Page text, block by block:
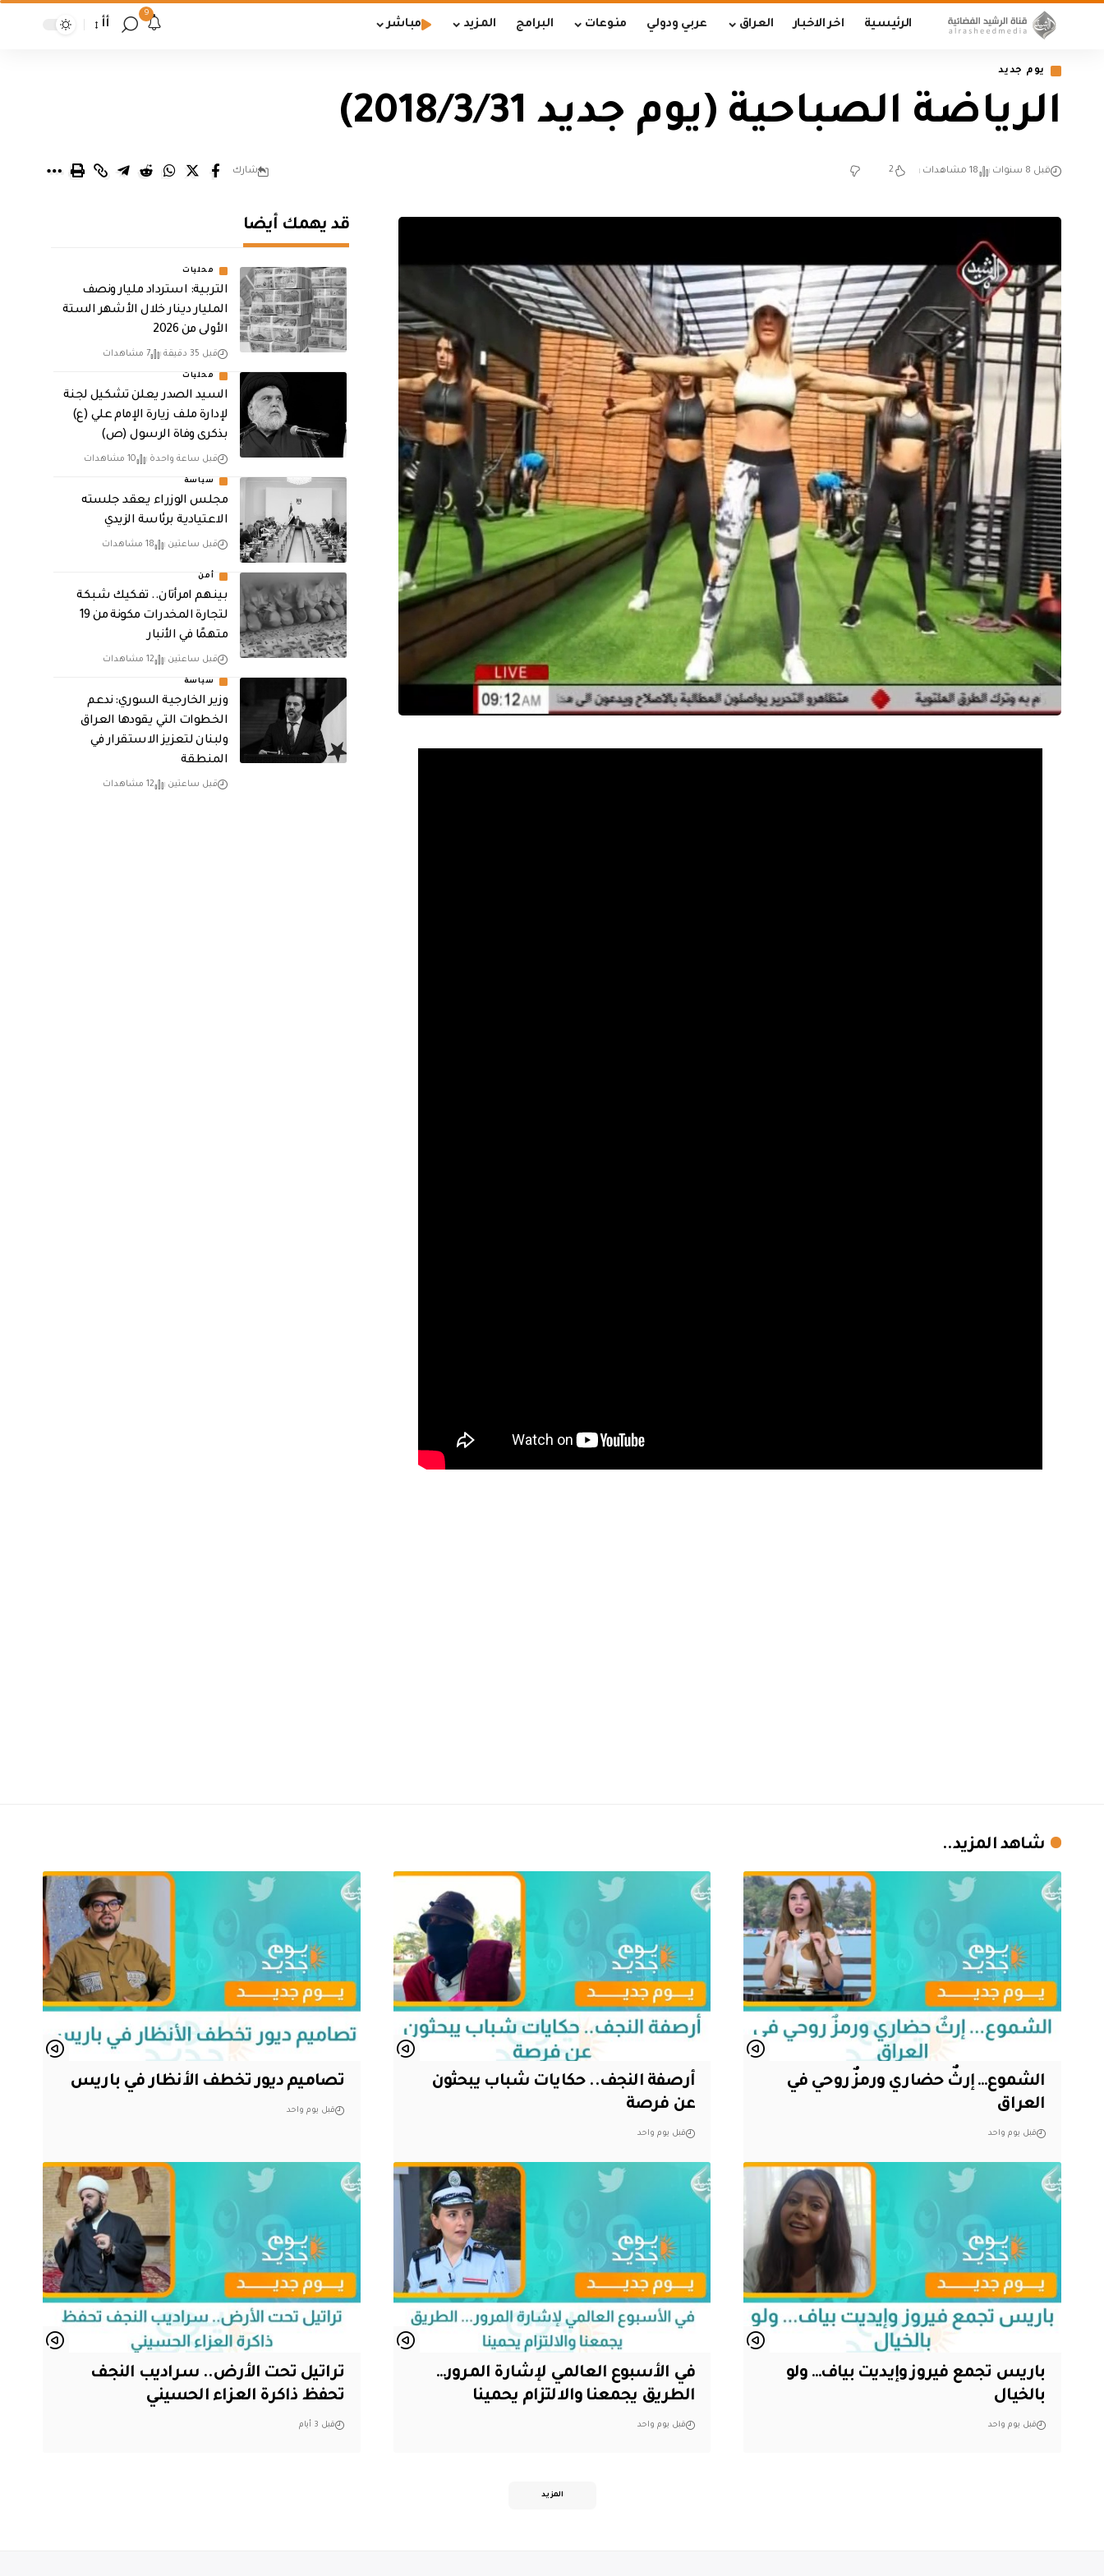
الرئيسية اخر الاخبار العراق عربي ودولي منوعات البرامج المزيد مباشر
9
أأ
يوم جديد
الرياضة الصباحية (يوم جديد 2018/3/31)
قبل 8 سنوات 18 مشاهدات 2 شارك
قد يهمك أيضا
محليات
التربية: استرداد مليار ونصف
المليار دينار خلال الأشهر الستة
الأولى من 2026
قبل 35 دقيقة 7 مشاهدات
محليات
السيد الصدر يعلن تشكيل لجنة
لإدارة ملف زيارة الإمام علي (ع)
بذكرى وفاة الرسول (ص)
قبل ساعة واحدة 10 مشاهدات
سياسة
مجلس الوزراء يعقد جلسته
الاعتيادية برئاسة الزيدي
قبل ساعتين 18 مشاهدات
أمن
بينهم امرأتان.. تفكيك شبكة
لتجارة المخدرات مكونة من 19
متهمًا في الأنبار
قبل ساعتين 12 مشاهدات
سياسة
وزير الخارجية السوري: ندعم
الخطوات التي يقودها العراق
ولبنان لتعزيز الاستقرار في
المنطقة
قبل ساعتين 12 مشاهدات
شاهد المزيد..
الشموع… إرثٌ حضاري ورمزٌ روحي في
العراق
قبل يوم واحد
أرصفة النجف.. حكايات شباب يبحثون
عن فرصة
قبل يوم واحد
تصاميم ديور تخطف الأنظار في باريس
قبل يوم واحد
باريس تجمع فيروز وإيديت بياف… ولو
بالخيال
قبل يوم واحد
في الأسبوع العالمي لإشارة المرور…
الطريق يجمعنا والالتزام يحمينا
قبل يوم واحد
تراتيل تحت الأرض.. سراديب النجف
تحفظ ذاكرة العزاء الحسيني
قبل 3 أيام
المزيد